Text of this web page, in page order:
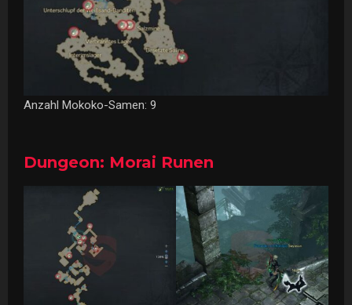
Anzahl Mokoko-Samen: 9
Dungeon: Morai Runen